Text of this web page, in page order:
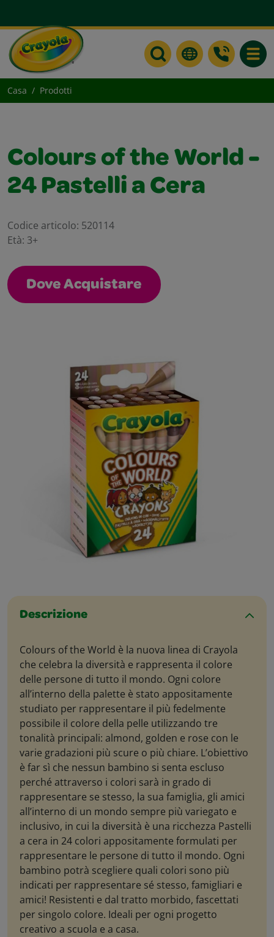
Casa Prodotti
Descrizione
Colours of the World è la nuova linea di Crayola
che celebra la diversità e rappresenta il colore
delle persone di tutto il mondo. Ogni colore
all’interno della palette è stato appositamente
studiato per rappresentare il più fedelmente
possibile il colore della pelle utilizzando tre
tonalità principali: almond, golden e rose con le
varie gradazioni più scure o più chiare. L’obiettivo
è far sì che nessun bambino si senta escluso
perché attraverso i colori sarà in grado di
rappresentare se stesso, la sua famiglia, gli amici
all’interno di un mondo sempre più variegato e
inclusivo, in cui la diversità è una ricchezza Pastelli
a cera in 24 colori appositamente formulati per
rappresentare le persone di tutto il mondo. Ogni
bambino potrà scegliere quali colori sono più
indicati per rappresentare sé stesso, famigliari e
amici! Resistenti e dal tratto morbido, fascettati
per singolo colore. Ideali per ogni progetto
creativo a scuola e a casa.
Colours of the World -
24 Pastelli a Cera
Codice articolo: 520114
Età: 3+
Dove Acquistare